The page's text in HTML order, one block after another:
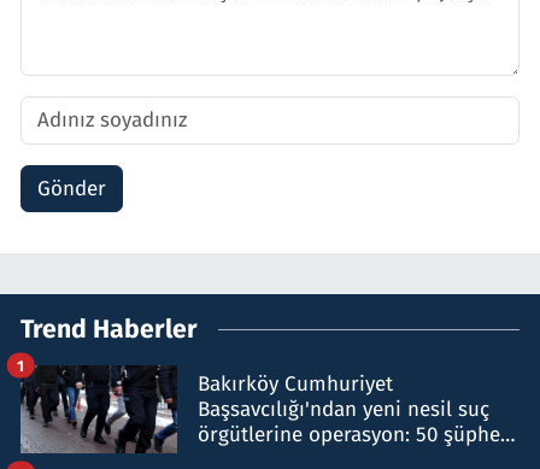
Gönder
Trend Haberler
Bakırköy Cumhuriyet
Başsavcılığı'ndan yeni nesil suç
örgütlerine operasyon: 50 şüpheli
1